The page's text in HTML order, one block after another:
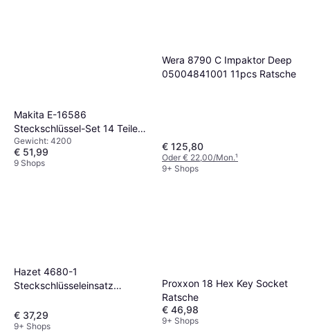
Makita E-16586
Steckschlüssel-Set 14 Teile
Ratsche
Gewicht: 4200
€ 51,99
9 Shops
Wera 8790 C Impaktor Deep
05004841001 11pcs Ratsche
€ 125,80
Oder € 22,00/Mon.¹
9+ Shops
Hazet 4680-1
Steckschlüsseleinsatz
€ 37,29
9+ Shops
Proxxon 18 Hex Key Socket
Ratsche
€ 46,98
9+ Shops